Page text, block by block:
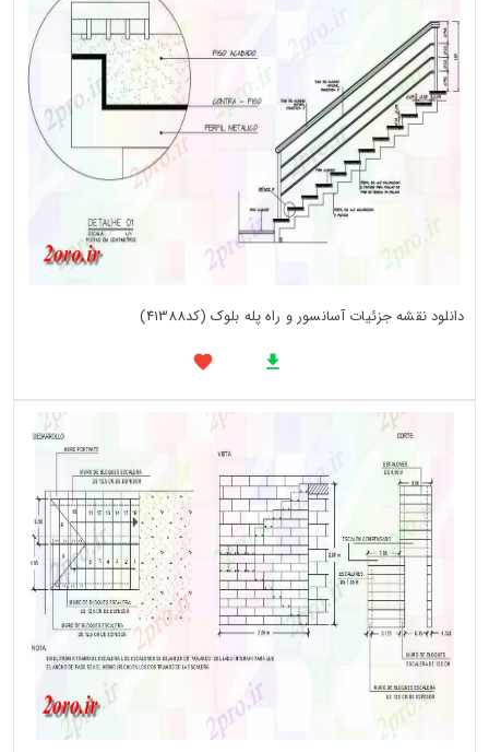
دانلود نقشه جزئیات آسانسور و راه پله بلوک (کد41388)